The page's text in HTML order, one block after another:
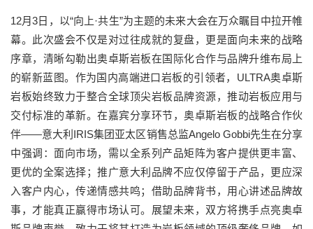
12月3日，以“向上·共生”为主题的未来大会在万众瞩目中拉开帷
幕。此次盛会不仅是对过往成就的复盘，更是面向未来的战略
序章，清晰勾勒出奥卓斯岩板在国际化合作与品牌升维布局上
的崭新蓝图。作为国内高端进口岩板的引领者，ULTRA奥卓斯
岩板始终致力于整合全球顶尖岩板品牌资源，推动岩板应用与
交付标准的革新。在嘉宾分享环节，奥卓斯岩板的战略合作伙
伴——意大利IRIS集团亚太区销售总监Angelo Gobbi先生在分享
中强调：面向市场，需以全系列产品矩阵为客户提供更丰富、
更优的全案选择；推广意大利品牌不应仅停留于产品，更应深
入客户内心，传递情感共鸣；借助品牌背书，用心讲述品牌故
事，才能真正赢得市场认可。展望未来，双方将携手点亮奥卓